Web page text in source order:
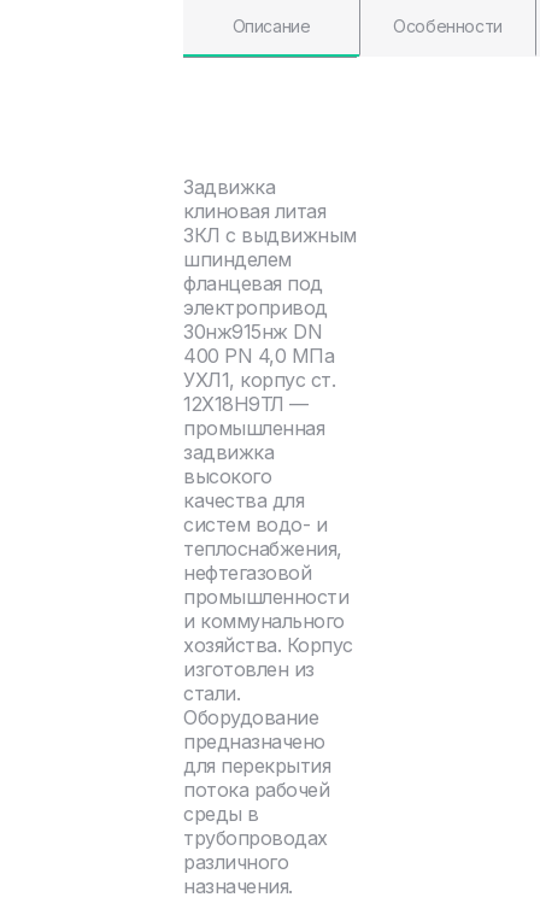
Описание Особенности
Задвижка
клиновая литая
ЗКЛ с выдвижным
шпинделем
фланцевая под
электропривод
30нж915нж DN
400 PN 4,0 МПа
УХЛ1, корпус ст.
12Х18Н9ТЛ —
промышленная
задвижка
высокого
качества для
систем водо- и
теплоснабжения,
нефтегазовой
промышленности
и коммунального
хозяйства. Корпус
изготовлен из
стали.
Оборудование
предназначено
для перекрытия
потока рабочей
среды в
трубопроводах
различного
назначения.